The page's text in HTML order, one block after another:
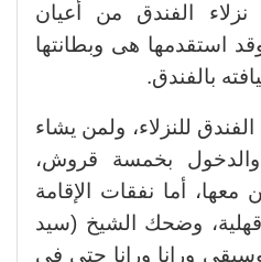
نزلاء الفندق من أعيان
استقدمها هى وبطانتها
بالفندق.
للنزلاء، ولمن يشاء
بخمسة قروش،
أما نفقات الإقامة
وضحك الشيخ (سيد
ورانا ورانا حتى في